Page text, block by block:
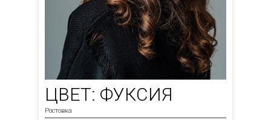
ЦВЕТ: ФУКСИЯ
Ростовка